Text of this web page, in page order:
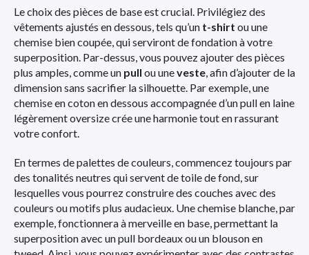
Le choix des pièces de base est crucial. Privilégiez des
vêtements ajustés en dessous, tels qu’un t-shirt ou une
chemise bien coupée, qui serviront de fondation à votre
superposition. Par-dessus, vous pouvez ajouter des pièces
plus amples, comme un pull ou uneveste, afin d’ajouter de la
dimension sans sacrifier la silhouette. Par exemple, une
chemise en coton en dessous accompagnée d’un pull en laine
légèrement oversize crée une harmonie tout en rassurant
votre confort.
En termes de palettes de couleurs, commencez toujours par
des tonalités neutres qui servent de toile de fond, sur
lesquelles vous pourrez construire des couches avec des
couleurs ou motifs plus audacieux. Une chemise blanche, par
exemple, fonctionnera à merveille en base, permettant la
superposition avec un pull bordeaux ou un blouson en